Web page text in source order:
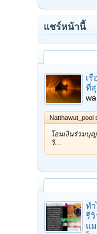
แชร์หน้านี้
เ
ที่
Natthawut_pool
โอนเงินร่วม
วิ…
ท
รี
แ